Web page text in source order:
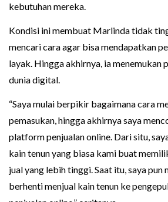
kebutuhan mereka.
Kondisi ini membuat Marlinda tidak
mencari cara agar bisa mendapatkan
layak. Hingga akhirnya, ia menemukan
dunia digital.
“Saya mulai berpikir bagaimana cara
pemasukan, hingga akhirnya saya
platform penjualan online. Dari situ,
kain tenun yang biasa kami buat
jual yang lebih tinggi. Saat itu, saya pun
berhenti menjual kain tenun ke